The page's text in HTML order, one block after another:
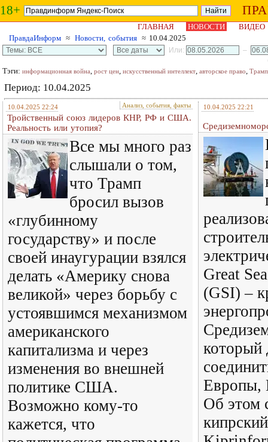
18+
ГЛАВНАЯ НОВОСТИ
ВИДЕО
ПравдаИнформ ≈ Новости, события ≈ 10.04.2025
Или:
–
Тэги: информационная война, рост цен, искусственный интеллект, авторское право, Трамп
Период: 10.04.2025
10.04.2025 22:24 Анализ, события, факты
Тройственный союз лидеров КНР, РФ и США.
Реальность или утопия?
Все мы много раз
слышали о том,
что Трамп
бросил вызов
«глубинному
государству» и после
своей инаугурации взялся
делать «Америку снова
великой» через борьбу с
устоявшимся механизмом
американского
капитализма и через
изменения во внешней
политике США.
Возможно кому-то
кажется, что
10.04.2025 22:21
Great
(GSI) –
который
Европы,
Об этом